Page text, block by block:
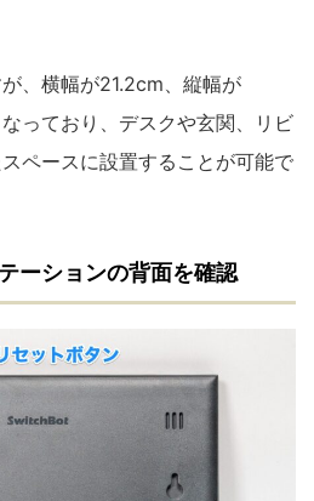
、横幅が21.2cm、縦幅が
っており、デスクや玄関、リビ
ペースに設置することが可能で
ーションの背面を確認